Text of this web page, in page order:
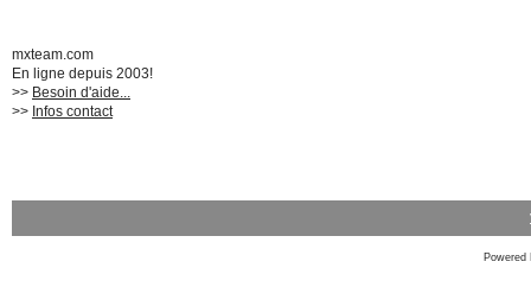
mxteam.com
En ligne depuis 2003!
>> Besoin d'aide...
>> Infos contact